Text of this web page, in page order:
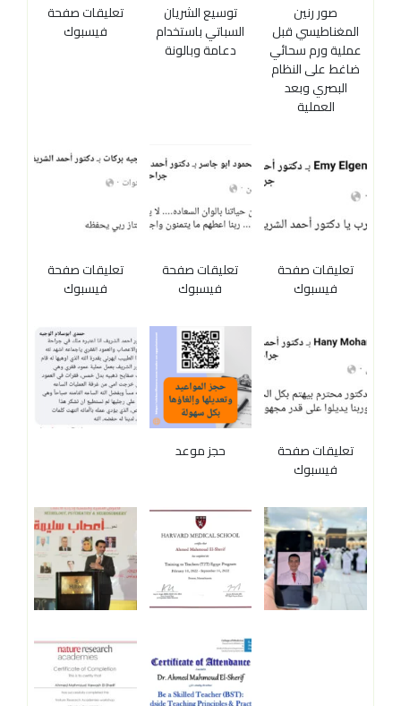
صور رنين
المغناطيسي قبل
عملية ورم سحائي
ضاغط على النظام
البصري وبعد
العملية
توسيع الشريان
السباتي باستخدام
دعامة وبالونة
تعليقات صفحة
فيسبوك
تعليقات صفحة
فيسبوك
تعليقات صفحة
فيسبوك
تعليقات صفحة
فيسبوك
تعليقات صفحة
فيسبوك
حجز موعد